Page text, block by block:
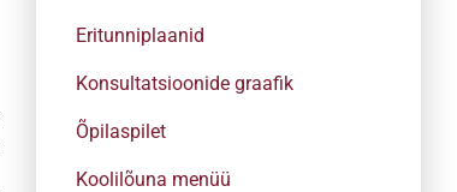
Eritunniplaanid
Konsultatsioonide graafik
Õpilaspilet
Koolilõuna menüü